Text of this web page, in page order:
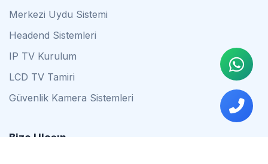
Merkezi Uydu Sistemi
Headend Sistemleri
IP TV Kurulum
LCD TV Tamiri
Güvenlik Kamera Sistemleri
Bize Ulaşın